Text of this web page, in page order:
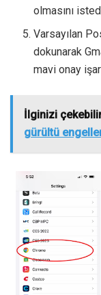
olmasını
Varsayılan
dokunarak
mavi onay
İlginizi
gürültü